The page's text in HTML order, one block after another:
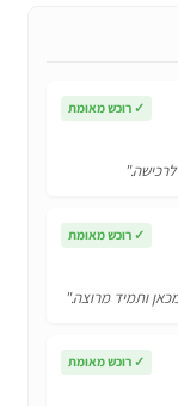
✓ רוכש מאומת
✓ רוכש מאומת
ותמיד מרוצה."
✓ רוכש מאומת